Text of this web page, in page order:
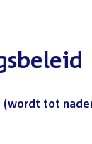
(wordt tot